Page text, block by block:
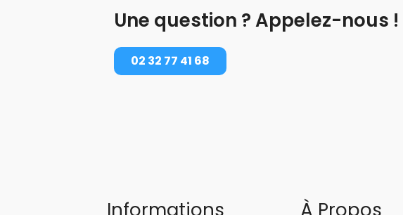
Une question ? Appelez-nous !
02 32 77 41 68